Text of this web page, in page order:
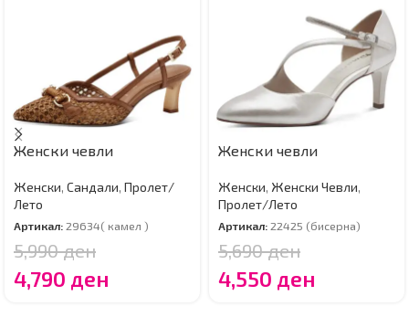
Женски чевли
Женски, Сандали, Пролет/
Лето
Артикал:29634( камел )
5,990ден
4,790 ден
Женски чевли
Женски, Женски Чевли,
Пролет/Лето
Артикал:22425 (бисерна)
5,690ден
4,550 ден